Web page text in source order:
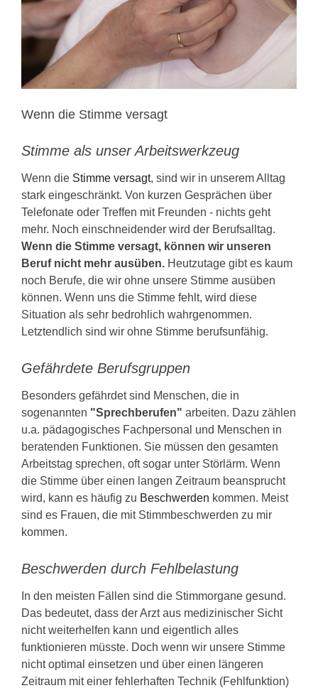
KONTAKT
Wenn die Stimme versagt
Stimme als unser Arbeitswerkzeug
Wenn die Stimme versagt, sind wir in unserem Alltag
stark eingeschränkt. Von kurzen Gesprächen über
Telefonate oder Treffen mit Freunden - nichts geht
mehr. Noch einschneidender wird der Berufsalltag.
Wenn die Stimme versagt, können wir unseren
Beruf nicht mehr ausüben. Heutzutage gibt es kaum
noch Berufe, die wir ohne unsere Stimme ausüben
können. Wenn uns die Stimme fehlt, wird diese
Situation als sehr bedrohlich wahrgenommen.
Letztendlich sind wir ohne Stimme berufsunfähig.
Gefährdete Berufsgruppen
Besonders gefährdet sind Menschen, die in
sogenannten "Sprechberufen" arbeiten. Dazu zählen
u.a. pädagogisches Fachpersonal und Menschen in
beratenden Funktionen. Sie müssen den gesamten
Arbeitstag sprechen, oft sogar unter Störlärm. Wenn
die Stimme über einen langen Zeitraum beansprucht
wird, kann es häufig zu Beschwerden kommen. Meist
sind es Frauen, die mit Stimmbeschwerden zu mir
kommen.
Beschwerden durch Fehlbelastung
In den meisten Fällen sind die Stimmorgane gesund.
Das bedeutet, dass der Arzt aus medizinischer Sicht
nicht weiterhelfen kann und eigentlich alles
funktionieren müsste. Doch wenn wir unsere Stimme
nicht optimal einsetzen und über einen längeren
Zeitraum mit einer fehlerhaften Technik (Fehlfunktion)